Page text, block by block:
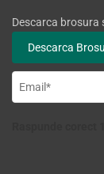
Descarca brosura